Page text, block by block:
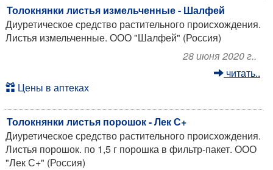
Толокнянки листья измельченные - Шалфей
Диуретическое средство растительного происхождения.
Листья измельченные. ООО "Шалфей" (Россия)
28 июня 2020 г..
читать..
Цены в аптеках
Толокнянки листья порошок - Лек С+
Диуретическое средство растительного происхождения.
Листья порошок. по 1,5 г порошка в фильтр-пакет. ООО
"Лек С+" (Россия)